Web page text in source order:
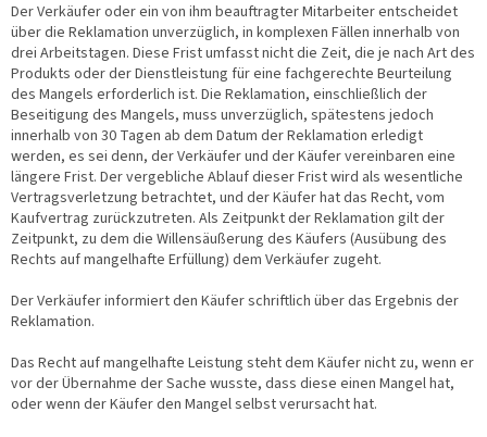
Der Verkäufer oder ein von ihm beauftragter Mitarbeiter entscheidet
über die Reklamation unverzüglich, in komplexen Fällen innerhalb von
drei Arbeitstagen. Diese Frist umfasst nicht die Zeit, die je nach Art des
Produkts oder der Dienstleistung für eine fachgerechte Beurteilung
des Mangels erforderlich ist. Die Reklamation, einschließlich der
Beseitigung des Mangels, muss unverzüglich, spätestens jedoch
innerhalb von 30 Tagen ab dem Datum der Reklamation erledigt
werden, es sei denn, der Verkäufer und der Käufer vereinbaren eine
längere Frist. Der vergebliche Ablauf dieser Frist wird als wesentliche
Vertragsverletzung betrachtet, und der Käufer hat das Recht, vom
Kaufvertrag zurückzutreten. Als Zeitpunkt der Reklamation gilt der
Zeitpunkt, zu dem die Willensäußerung des Käufers (Ausübung des
Rechts auf mangelhafte Erfüllung) dem Verkäufer zugeht.
Der Verkäufer informiert den Käufer schriftlich über das Ergebnis der
Reklamation.
Das Recht auf mangelhafte Leistung steht dem Käufer nicht zu, wenn er
vor der Übernahme der Sache wusste, dass diese einen Mangel hat,
oder wenn der Käufer den Mangel selbst verursacht hat.